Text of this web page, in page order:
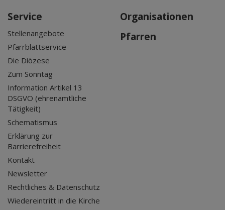
Service
Stellenangebote
Pfarrblattservice
Die Diözese
Zum Sonntag
Information Artikel 13
DSGVO (ehrenamtliche
Tätigkeit)
Schematismus
Erklärung zur
Barrierefreiheit
Kontakt
Newsletter
Rechtliches & Datenschutz
Wiedereintritt in die Kirche
Organisationen
Pfarren